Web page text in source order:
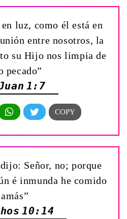
luz, como él está en
entre nosotros, la
su Hijo nos limpia de
pecado”
1:7
Señor, no; porque
é inmunda he comido
10:14